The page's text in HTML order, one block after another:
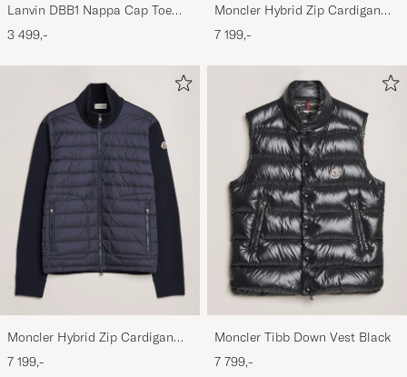
Lanvin DBB1 Nappa Cap Toe
Sneaker Black
3 499,-
Moncler Hybrid Zip Cardigan
Black
7 199,-
Moncler Hybrid Zip Cardigan
Navy
7 199,-
Moncler Tibb Down Vest Black
7 799,-